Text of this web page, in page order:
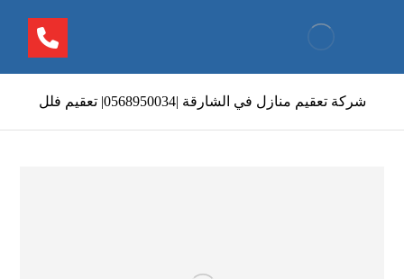
شركة تعقيم منازل في الشارقة |0568950034| تعقيم فلل